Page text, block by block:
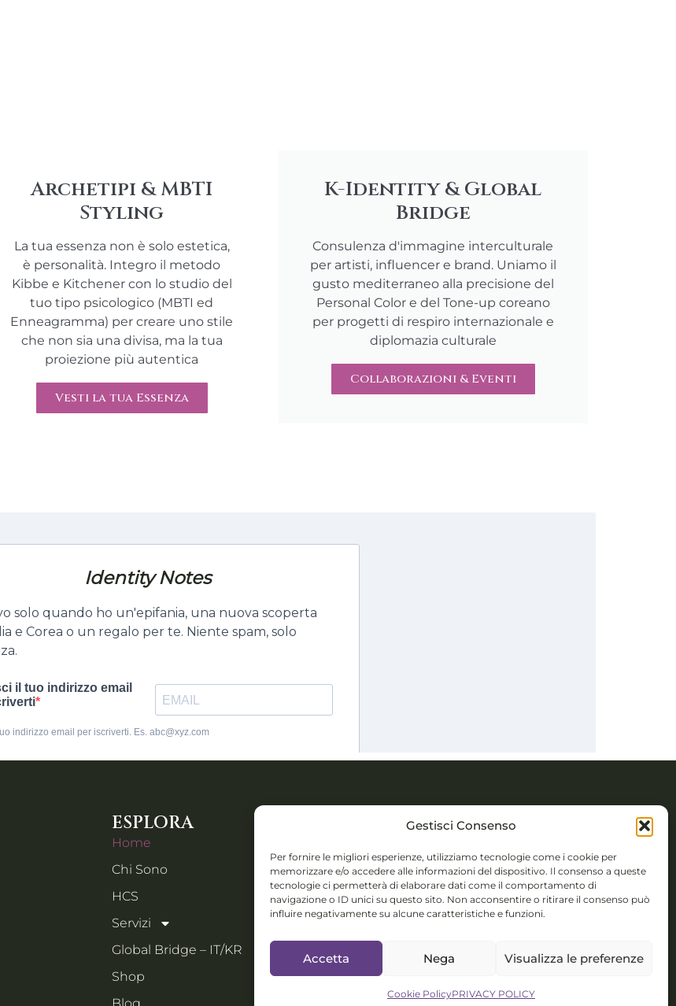
Gestisci Consenso
Per fornire le migliori esperienze, utilizziamo tecnologie come i cookie per
memorizzare e/o accedere alle informazioni del dispositivo. Il consenso a queste
tecnologie ci permetterà di elaborare dati come il comportamento di
navigazione o ID unici su questo sito. Non acconsentire o ritirare il consenso può
influire negativamente su alcune caratteristiche e funzioni.
Accetta Nega Visualizza le preferenze
Cookie PolicyPRIVACY POLICY
Archetipi & MBTI
Styling
La tua essenza non è solo estetica,
è personalità. Integro il metodo
Kibbe e Kitchener con lo studio del
tuo tipo psicologico (MBTI ed
Enneagramma) per creare uno stile
che non sia una divisa, ma la tua
proiezione più autentica
Vesti la tua Essenza
K-Identity & Global
Bridge
Consulenza d'immagine interculturale
per artisti, influencer e brand. Uniamo il
gusto mediterraneo alla precisione del
Personal Color e del Tone-up coreano
per progetti di respiro internazionale e
diplomazia culturale
Collaborazioni & Eventi
ESPLORA
Home
Chi Sono
HCS
Servizi
Global Bridge – IT/KR
Shop
Orzinuovi (BS)
Email:
holisticcolorsystem@gmail.com
Collabs: Disponibile per
progetti interculturali,
festival e talent